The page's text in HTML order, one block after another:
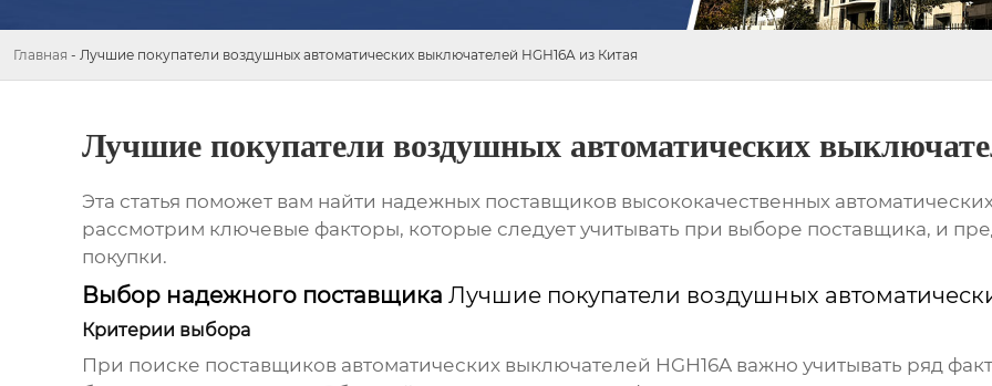
Главная - Лучшие покупатели воздушных автоматических выключателей HGН16A из Китая
Лучшие покупатели воздушных автоматических
Эта статья поможет вам найти надежных поставщиков высококачественных
рассмотрим ключевые факторы, которые следует учитывать при выборе поставщика, и
покупки.
Выбор надежного поставщика Лучшие покупатели воздушных
Критерии выбора
При поиске поставщиков автоматических выключателей HGН16Aважно учитывать ряд